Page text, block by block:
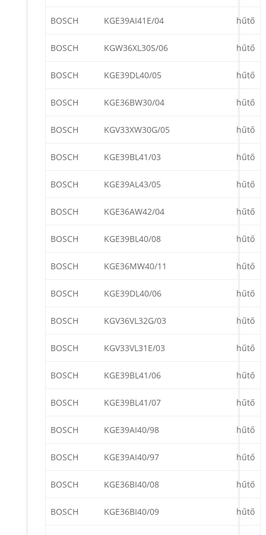
BOSCH KGE39AI41E/04 hűtő
BOSCH KGW36XL30S/06 hűtő
BOSCH KGE39DL40/05 hűtő
BOSCH KGE36BW30/04 hűtő
BOSCH KGV33XW30G/05 hűtő
BOSCH KGE39BL41/03 hűtő
BOSCH KGE39AL43/05 hűtő
BOSCH KGE36AW42/04 hűtő
BOSCH KGE39BL40/08 hűtő
BOSCH KGE36MW40/11 hűtő
BOSCH KGE39DL40/06 hűtő
BOSCH KGV36VL32G/03 hűtő
BOSCH KGV33VL31E/03 hűtő
BOSCH KGE39BL41/06 hűtő
BOSCH KGE39BL41/07 hűtő
BOSCH KGE39AI40/98 hűtő
BOSCH KGE39AI40/97 hűtő
BOSCH KGE36BI40/08 hűtő
BOSCH KGE36BI40/09 hűtő